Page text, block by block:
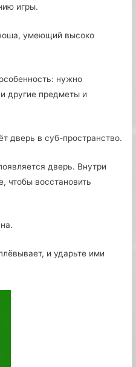
игры.
умеющий высоко
нужно
другие предметы и
дверь в суб-пространство.
дверь. Внутри
чтобы восстановить
и ударьте ими